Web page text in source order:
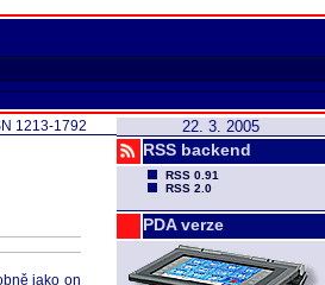
22. 3. 2005
RSS backend
RSS 0.91
RSS 2.0
PDA verze
1213-1792
jako on